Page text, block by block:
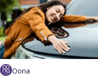
Oona